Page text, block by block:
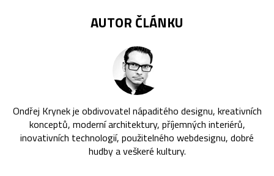
AUTOR ČLÁNKU
Ondřej Krynek je obdivovatel nápaditého designu, kreativních
konceptů, moderní architektury, příjemných interiérů,
inovativních technologií, použitelného webdesignu, dobré
hudby a veškeré kultury.